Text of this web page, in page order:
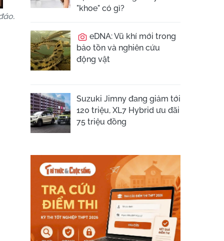
"khoe" có gì?
eDNA: Vũ khí mới trong
bảo tồn và nghiên cứu
động vật
Suzuki Jimny đang giảm tới
120 triệu, XL7 Hybrid ưu đãi
75 triệu đồng